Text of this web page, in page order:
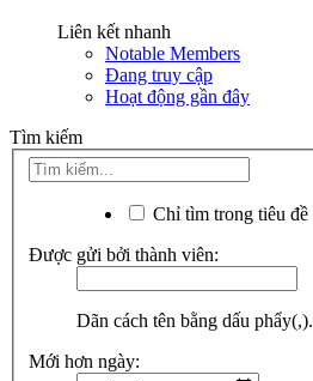
Liên kết nhanh
Notable Members
Đang truy cập
Hoạt động gần đây
Tìm kiếm
Chỉ tìm trong tiêu đề
Được gửi bởi thành viên:
Dãn cách tên bằng dấu phẩy(,).
Mới hơn ngày: